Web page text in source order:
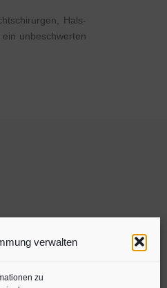
verwalten
zu
Hals-
unbeschwerten